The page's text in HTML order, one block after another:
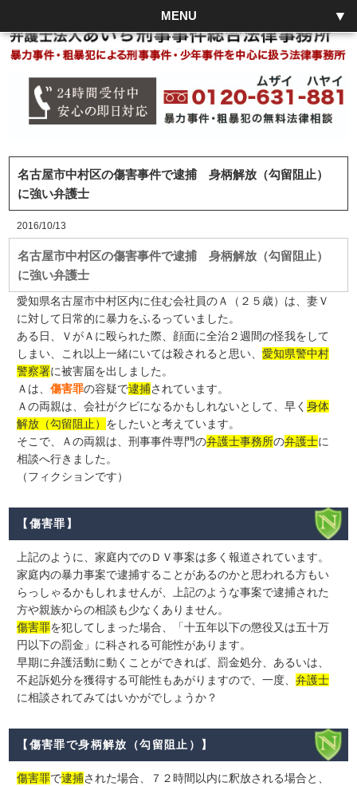
MENU
名古屋市中村区の傷害事件で逮捕 身柄解放（勾留阻止）
に強い弁護士
2016/10/13
名古屋市中村区の傷害事件で逮捕 身柄解放（勾留阻止）
に強い弁護士
愛知県名古屋市中村区内に住む会社員のＡ（２５歳）は、妻Ｖ
に対して日常的に暴力をふるっていました。
ある日、ＶがＡに殴られた際、顔面に全治２週間の怪我をして
しまい、これ以上一緒にいては殺されると思い、愛知県警中村
警察署に被害届を出しました。
Ａは、傷害罪の容疑で逮捕されています。
Ａの両親は、会社がクビになるかもしれないとして、早く身体
解放（勾留阻止） をしたいと考えています。
そこで、Ａの両親は、刑事事件専門の弁護士事務所の弁護士に
相談へ行きました。
（フィクションです）
【傷害罪】
上記のように、家庭内でのＤＶ事案は多く報道されています。
家庭内の暴力事案で逮捕することがあるのかと思われる方もい
らっしゃるかもしれませんが、上記のような事案で逮捕された
方や親族からの相談も少なくありません。
傷害罪を犯してしまった場合、「十五年以下の懲役又は五十万
円以下の罰金」に科される可能性があります。
早期に弁護活動に動くことができれば、罰金処分、あるいは、
不起訴処分を獲得する可能性もあがりますので、一度、弁護士
に相談されてみてはいかがでしょうか？
【傷害罪で身柄解放（勾留阻止）】
傷害罪で逮捕された場合、７２時間以内に釈放される場合と、